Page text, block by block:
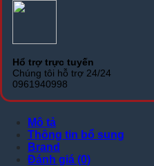
Hổ trợ trực tuyến
Chúng tôi hỗ trợ 24/24
0961940998
Mô tả
Thông tin bổ sung
Brand
Đánh giá (0)